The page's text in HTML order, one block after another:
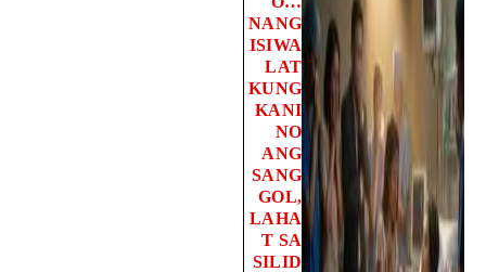
NANG
ISIWA
LAT
KUNG
KANI
NO
ANG
SANG
GOL,
LAHA
T SA
SILID